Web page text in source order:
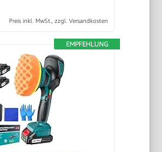
Preis inkl. MwSt., zzgl. Versandkosten
EMPFEHLUNG